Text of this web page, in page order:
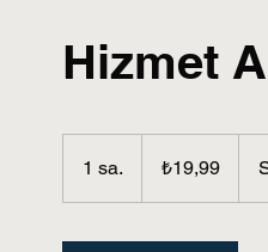
Hizmet
1 sa.
s
lirası₺19,99